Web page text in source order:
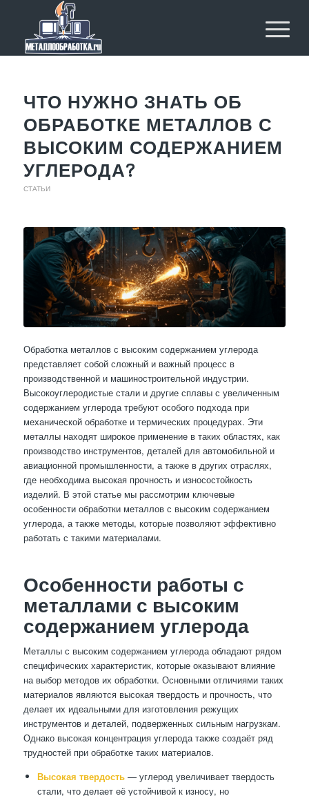
ЧТО НУЖНО ЗНАТЬ ОБ
ОБРАБОТКЕ МЕТАЛЛОВ С
ВЫСОКИМ СОДЕРЖАНИЕМ
УГЛЕРОДА?
СТАТЬИ
Обработка металлов с высоким содержанием углерода
представляет собой сложный и важный процесс в
производственной и машиностроительной индустрии.
Высокоуглеродистые стали и другие сплавы с увеличенным
содержанием углерода требуют особого подхода при
механической обработке и термических процедурах. Эти
металлы находят широкое применение в таких областях, как
производство инструментов, деталей для автомобильной и
авиационной промышленности, а также в других отраслях,
где необходима высокая прочность и износостойкость
изделий. В этой статье мы рассмотрим ключевые
особенности обработки металлов с высоким содержанием
углерода, а также методы, которые позволяют эффективно
работать с такими материалами.
Особенности работы с
металлами с высоким
содержанием углерода
Металлы с высоким содержанием углерода обладают рядом
специфических характеристик, которые оказывают влияние
на выбор методов их обработки. Основными отличиями таких
материалов являются высокая твердость и прочность, что
делает их идеальными для изготовления режущих
инструментов и деталей, подверженных сильным нагрузкам.
Однако высокая концентрация углерода также создаёт ряд
трудностей при обработке таких материалов.
Высокая твердость— углерод увеличивает твердость
стали, что делает её устойчивой к износу, но